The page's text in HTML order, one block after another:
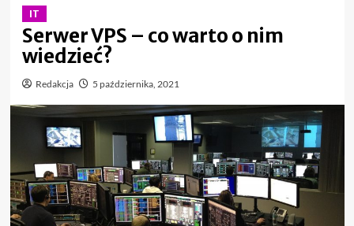
IT
Serwer VPS – co warto o nim
wiedzieć?
Redakcja 5 października, 2021